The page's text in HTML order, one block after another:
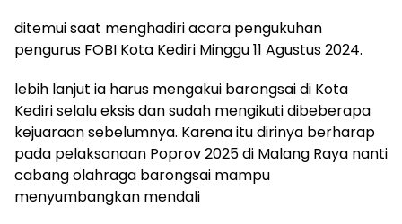
ditemui saat menghadiri acara pengukuhan
pengurus FOBI Kota Kediri Minggu 11 Agustus 2024.
lebih lanjut ia harus mengakui barongsai di Kota
Kediri selalu eksis dan sudah mengikuti dibeberapa
kejuaraan sebelumnya. Karena itu dirinya berharap
pada pelaksanaan Poprov 2025 di Malang Raya nanti
cabang olahraga barongsai mampu
menyumbangkan mendali